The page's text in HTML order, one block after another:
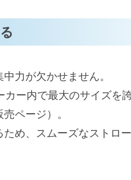
力が欠かせません。
ー内で最大のサイズを
ページ）。
め、スムーズなストロ